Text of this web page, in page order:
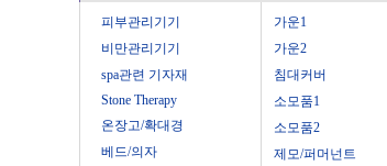
피부관리기기
비만관리기기
spa관련 기자재
Stone Therapy
온장고/확대경
베드/의자
가운1
가운2
침대커버
소모품1
소모품2
제모/퍼머넌트